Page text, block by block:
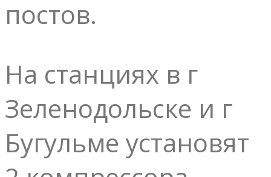
постов.
На станциях в г
Зеленодольске и г
Бугульме установят